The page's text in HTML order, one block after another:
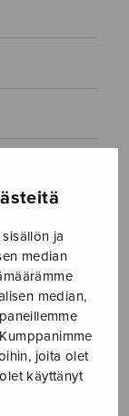
ja
median
median,
joita olet
käyttänyt